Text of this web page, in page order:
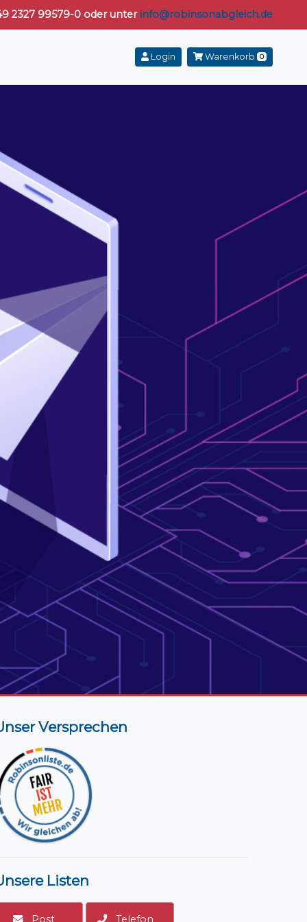
2327 99579-0 oder unter info@robinsonabgleich.de
Login Warenkorb 0
Versprechen
Listen